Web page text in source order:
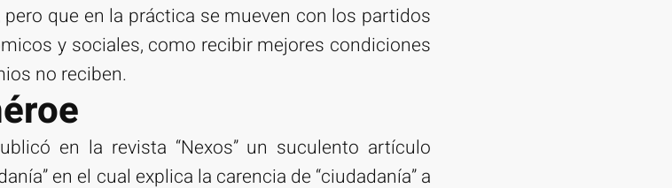
que en la práctica se mueven con los partidos
y sociales, como recibir mejores condiciones
no reciben.
en la revista “Nexos” un suculento artículo
en el cual explica la carencia de “ciudadanía” a